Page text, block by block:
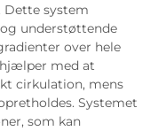
system
understøttende
over hele
med at
cirkulation, mens
Systemet
som kan